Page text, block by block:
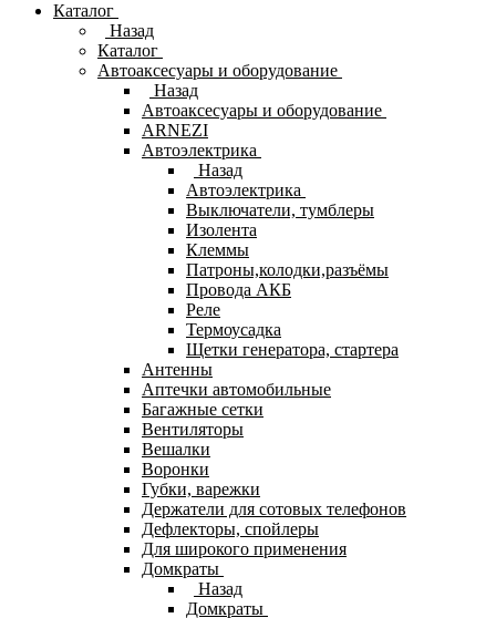
Каталог
Назад
Каталог
Автоаксесуары и оборудование
Назад
Автоаксесуары и оборудование
ARNEZI
Автоэлектрика
Назад
Автоэлектрика
Выключатели, тумблеры
Изолента
Клеммы
Патроны,колодки,разъёмы
Провода АКБ
Реле
Термоусадка
Щетки генератора, стартера
Антенны
Аптечки автомобильные
Багажные сетки
Вентиляторы
Вешалки
Воронки
Губки, варежки
Держатели для сотовых телефонов
Дефлекторы, спойлеры
Для широкого применения
Домкраты
Назад
Домкраты